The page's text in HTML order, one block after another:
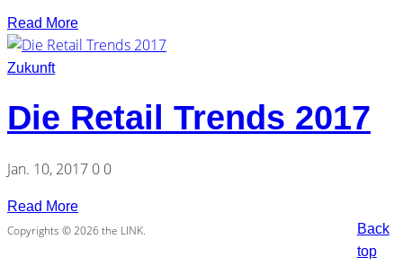
Read More
Zukunft
Die Retail Trends 2017
Jan. 10, 2017 0 0
Read More
Copyrights © 2026 the LINK.
Back
top